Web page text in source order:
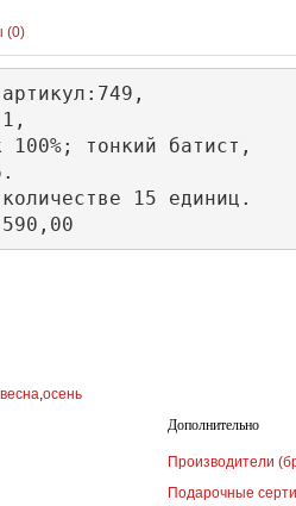
(0)
100%; тонкий батист,
15 единиц.
весна,осень
Дополнительно
Производители
Подарочные